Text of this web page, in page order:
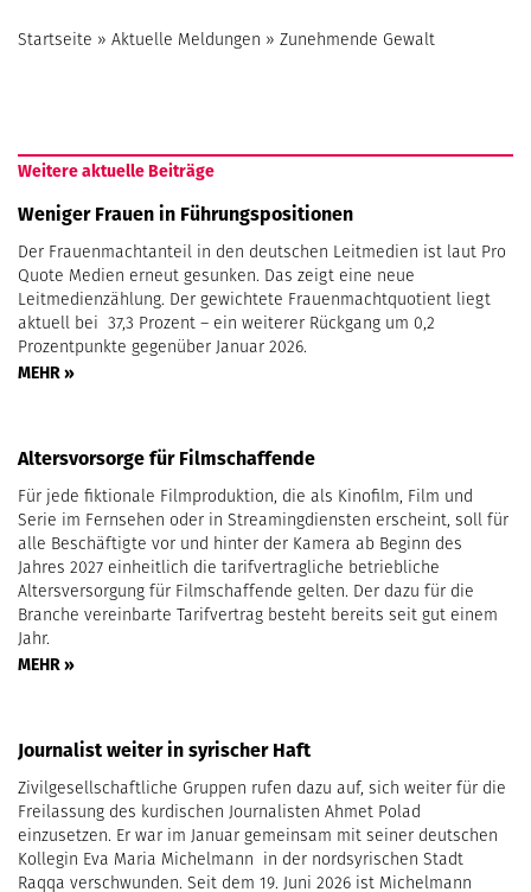
Startseite » Aktuelle Meldungen » Zunehmende Gewalt
Weitere aktuelle Beiträge
Weniger Frauen in Führungspositionen
Der Frauenmachtanteil in den deutschen Leitmedien ist laut Pro
Quote Medien erneut gesunken. Das zeigt eine neue
Leitmedienzählung. Der gewichtete Frauenmachtquotient liegt
aktuell bei 37,3 Prozent – ein weiterer Rückgang um 0,2
Prozentpunkte gegenüber Januar 2026.
MEHR »
Altersvorsorge für Filmschaffende
Für jede fiktionale Filmproduktion, die als Kinofilm, Film und
Serie im Fernsehen oder in Streamingdiensten erscheint, soll für
alle Beschäftigte vor und hinter der Kamera ab Beginn des
Jahres 2027 einheitlich die tarifvertragliche betriebliche
Altersversorgung für Filmschaffende gelten. Der dazu für die
Branche vereinbarte Tarifvertrag besteht bereits seit gut einem
Jahr.
MEHR »
Journalist weiter in syrischer Haft
Zivilgesellschaftliche Gruppen rufen dazu auf, sich weiter für die
Freilassung des kurdischen Journalisten Ahmet Polad
einzusetzen. Er war im Januar gemeinsam mit seiner deutschen
Kollegin Eva Maria Michelmann in der nordsyrischen Stadt
Raqqa verschwunden. Seit dem 19. Juni 2026 ist Michelmann